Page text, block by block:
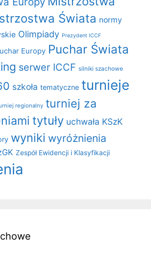
Świata normy
Olimpiady Prezydent ICCF
Europy Puchar Świata
serwer ICCF silniki szachowe
szkoła tematyczne turnieje
regionalny turniej za
tytuły uchwała KSzK
wyniki wyróżnienia
Zespół Ewidencji i Klasyfikacji